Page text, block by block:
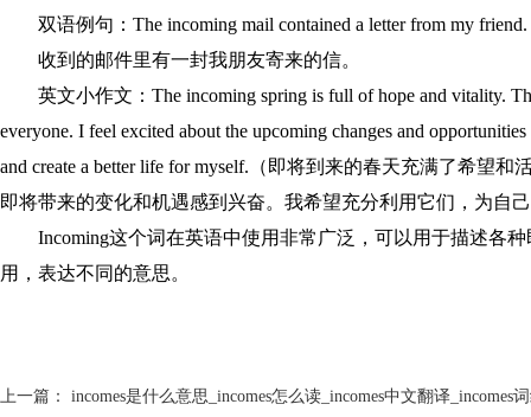
双语例句：The incoming mail contained a letter from my friend.
收到的邮件里有一封我朋友寄来的信。
英文小作文：The incoming spring is full of hope and vitality.
everyone. I feel excited about the upcoming changes and
and create a better life for myself.（即将到来的春天充满了希望
即将带来的变化和机遇感到兴奋。我希望充分利用它们，为自
Incoming这个词在英语中使用非常广泛，可以用于描述各
用，表达不同的意思。
上一篇： incomes是什么意思_incomes怎么读_incomes中文翻译_incomes